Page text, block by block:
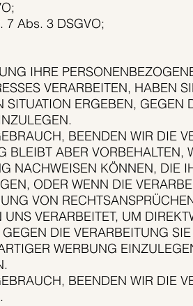
7 Abs. 3 DSGVO;
IHRE
VERARBEITEN, HABEN
ERGEBEN, GEGEN
BEENDEN WIR DIE
BLEIBT ABER VORBEHALTEN,
NACHWEISEN KÖNNEN, DIE
ODER WENN DIE
VON
VERARBEITET, UM
DIE VERARBEITUNG
WERBUNG
BEENDEN WIR DIE